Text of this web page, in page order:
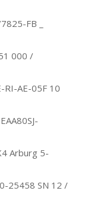
FB _
000 /
RI-AE-05F 10
Arburg 5-
25458 SN 12 /